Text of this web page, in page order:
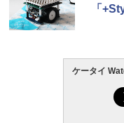
「
ケータイ